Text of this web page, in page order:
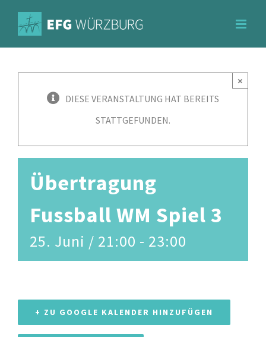
Inhalt
×
DIESE VERANSTALTUNG HAT BEREITS
STATTGEFUNDEN.
Übertragung
Fussball WM Spiel 3
25. Juni / 21:00 - 23:00
+ ZU GOOGLE KALENDER HINZUFÜGEN